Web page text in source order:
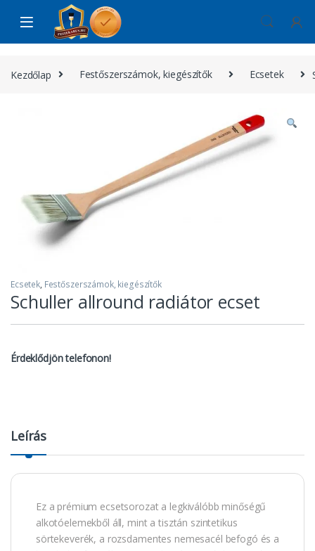
Skip to navigation
Skip to content
Kezdőlap Festőszerszámok, kiegészítők Ecsetek
Ecsetek, Festőszerszámok, kiegészítők
Schuller allround radiátor ecset
Érdeklődjön telefonon!
Leírás
Ez a prémium ecsetsorozat a legkiválóbb minőségű
alkotóelemekből áll, mint a tisztán szintetikus
sörtekeverék, a rozsdamentes nemesacél befogó és a